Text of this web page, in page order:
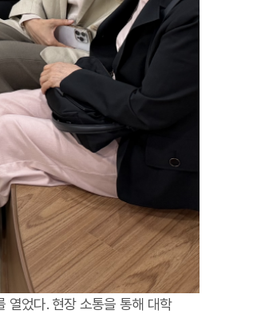
열었다. 현장 소통을 통해 대학